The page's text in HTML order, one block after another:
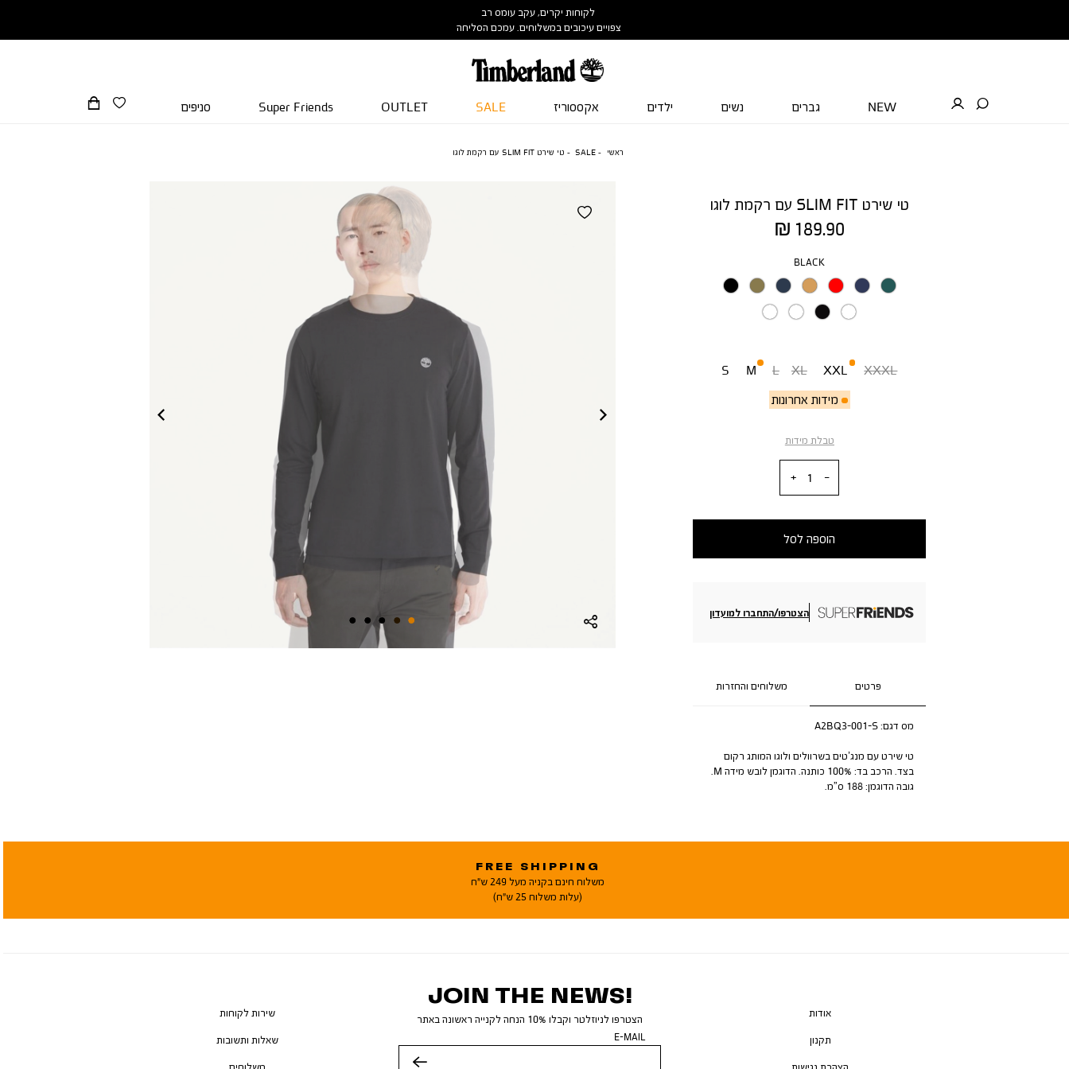
לקוחות יקרים, עקב עומס רב
צפויים עיכובים במשלוחים. עמכם הסליחה
NEW גברים נשים ילדים אקססוריז SALE
OUTLET
Super Friends סניפים
ראשי SALE טי שירט SLIM FIT עם רקמת לוגו
טי שירט SLIM FIT עם רקמת לוגו
מחיר
מוצר
189.90 ₪
צבע
BLACK
S
M
מידות אחרונות
L XL XXL XXXL
טבלת מידות
הוספה לסל
הצטרפו/התחברו למועדון
פרטים משלוחים והחזרות
מס דגם:A2BQ3-001-S
טי שירט עם מנג’טים בשרוולים ולוגו המותג רקום
בצד. הרכב בד: 100% כותנה. הדוגמן לובש מידה M.
גובה הדוגמן: 188 ס”מ.
FREE SHIPPING
משלוח חינם בקניה מעל 249 ש"ח
(עלות משלוח 25 ש"ח)
JOIN THE NEWS!
הצטרפו לניוזלטר וקבלו 10% הנחה לקנייה ראשונה באתר
E-MAIL
אודות
תקנון
שירות לקוחות
שאלות ותשובות